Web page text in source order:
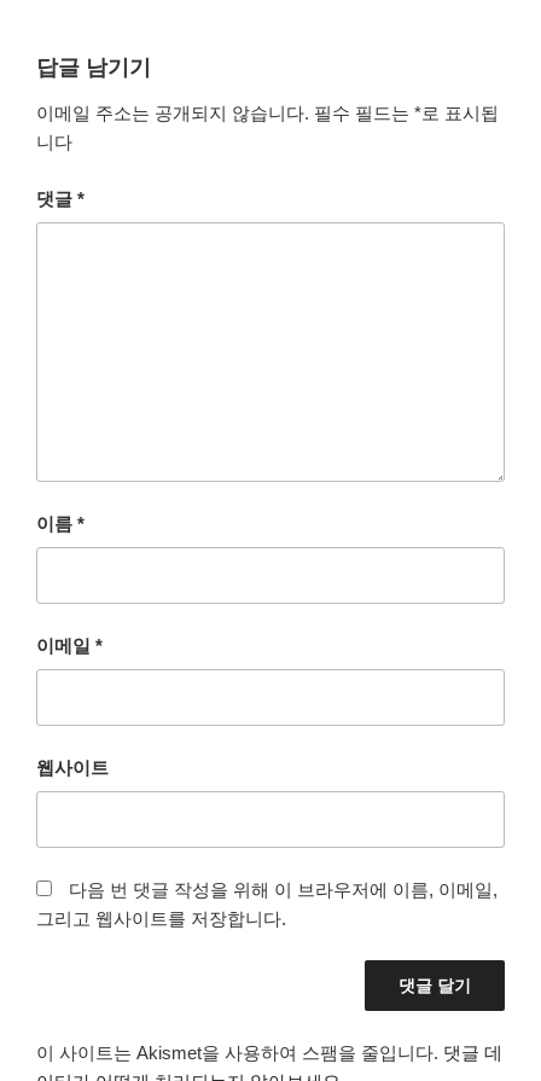
답글 남기기
이메일 주소는 공개되지 않습니다. 필수 필드는 *로 표시됩
니다
댓글 *
이름 *
이메일 *
웹사이트
다음 번 댓글 작성을 위해 이 브라우저에 이름, 이메일,
그리고 웹사이트를 저장합니다.
이 사이트는 Akismet을 사용하여 스팸을 줄입니다. 댓글 데